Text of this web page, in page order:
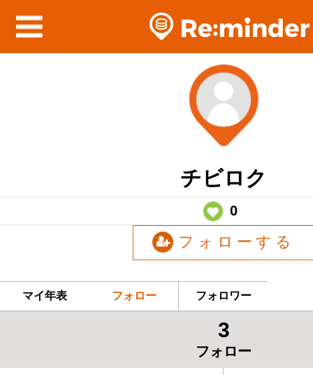
チビロク
0
フォローする
マイ年表 フォロー フォロワー
3
フォロー